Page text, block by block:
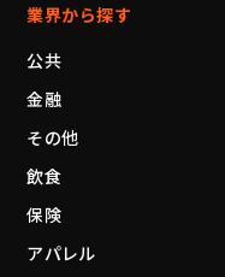
業界から探す
公共
金融
その他
飲食
保険
アパレル